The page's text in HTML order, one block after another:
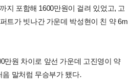
지 포함해 1600만원이 걸려 있었고, 고
트가 빗나간 가운데 박성현이 친 약 6m
만원 차이로 앞선 가운데 고진영이 약
말처럼 무승부가 됐다.